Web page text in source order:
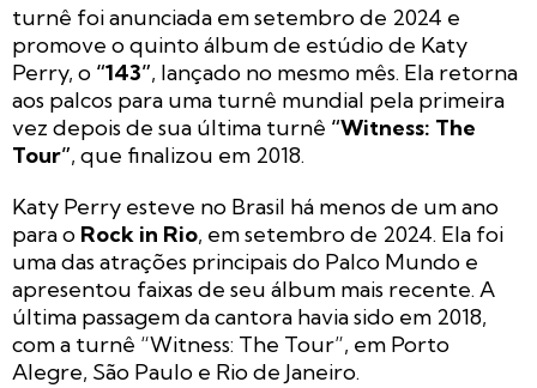
turnê foi anunciada em setembro de 2024 e
promove o quinto álbum de estúdio de Katy
Perry, o “143”, lançado no mesmo mês. Ela retorna
aos palcos para uma turnê mundial pela primeira
vez depois de sua última turnê “Witness: The
Tour”, que finalizou em 2018.
Katy Perry esteve no Brasil há menos de um ano
para o Rock in Rio, em setembro de 2024. Ela foi
uma das atrações principais do Palco Mundo e
apresentou faixas de seu álbum mais recente. A
última passagem da cantora havia sido em 2018,
com a turnê “Witness: The Tour”, em Porto
Alegre, São Paulo e Rio de Janeiro.